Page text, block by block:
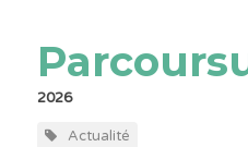
2026
Actualité